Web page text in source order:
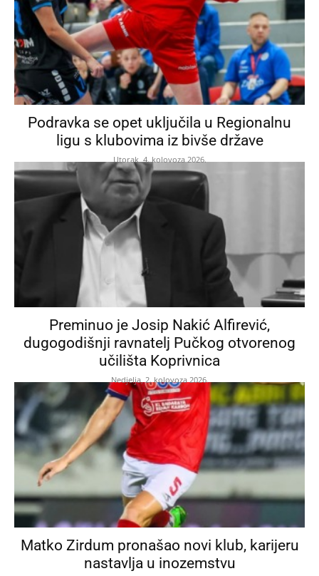
Podravka se opet uključila u Regionalnu
ligu s klubovima iz bivše države
Utorak, 4. kolovoza 2026.
Preminuo je Josip Nakić Alfirević,
dugogodišnji ravnatelj Pučkog otvorenog
učilišta Koprivnica
Nedjelja, 2. kolovoza 2026.
Matko Zirdum pronašao novi klub, karijeru
nastavlja u inozemstvu